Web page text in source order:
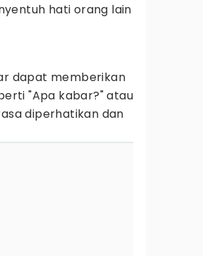
hati orang lain
dapat memberikan
"Apa kabar?" atau
diperhatikan dan